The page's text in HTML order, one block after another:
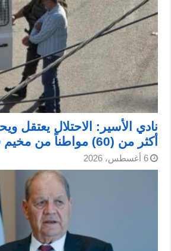
نادي الأسير: الاحتلال يعتقل
أكثر من (60) مواطناً من مخيم قلنديا
6 أغسطس، 2026